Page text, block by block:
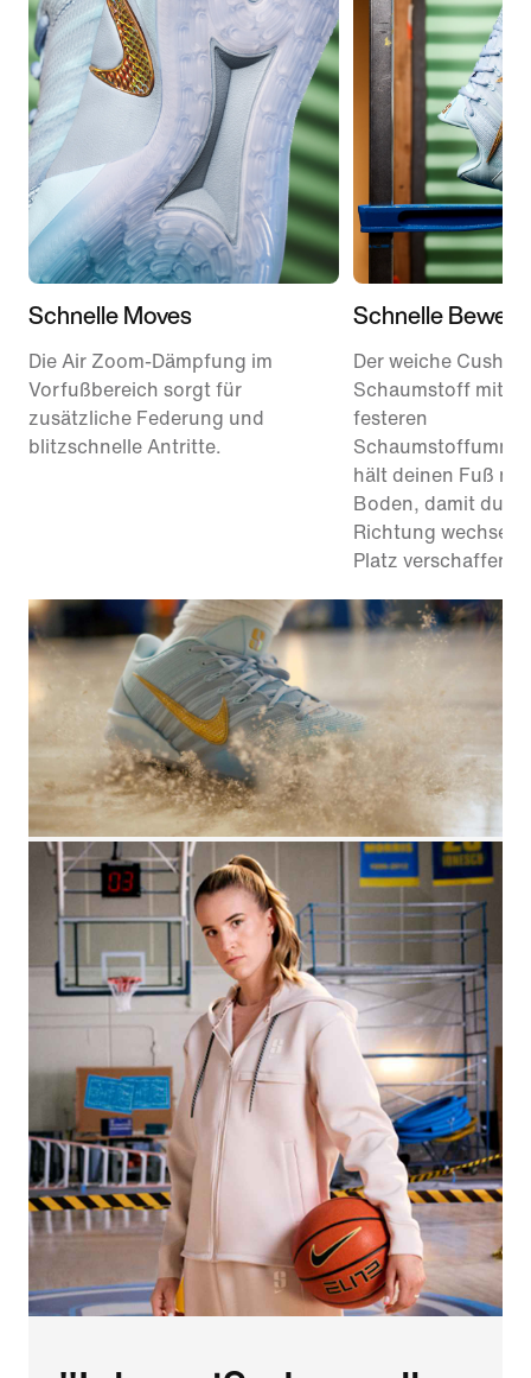
Schnelle Moves
Die Air Zoom-Dämpfung im
Vorfußbereich sorgt für
zusätzliche Federung und
blitzschnelle Antritte.
Schnelle
Der weiche
Schaumstoff mit
festeren
hält deinen Fuß
Boden, damit du
Richtung wechseln
Platz verschaffen